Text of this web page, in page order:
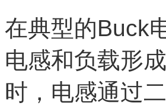
在典型的Buck
电感和负载形
时，电感通过